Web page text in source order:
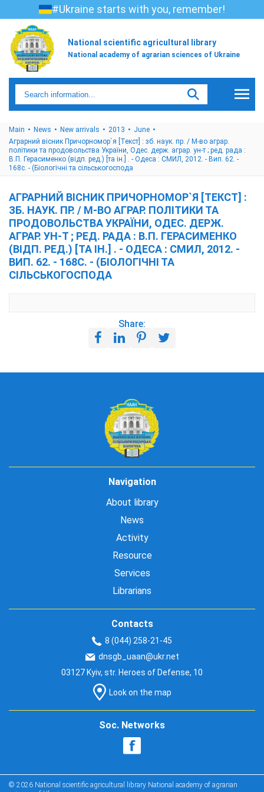
#Ukraine starts with you, remember!
National scientific agricultural library
National academy of agrarian sciences of Ukraine
Main News New arrivals 2013
June
Аграрний вісник Причорномор`я [Текст] : зб. наук. пр. / М-во аграр.
політики та продовольства України, Одес. держ. аграр. ун-т ; ред. рада :
В.П. Герасименко (відп. ред.) [та ін.] . - Одеса : СМИЛ, 2012. - Вип. 62. -
168с. - (Біологічні та сільськогоспода
АГРАРНИЙ ВІСНИК ПРИЧОРНОМОР`Я [ТЕКСТ] :
ЗБ. НАУК. ПР. / М-ВО АГРАР. ПОЛІТИКИ ТА
ПРОДОВОЛЬСТВА УКРАЇНИ, ОДЕС. ДЕРЖ.
АГРАР. УН-Т ; РЕД. РАДА : В.П. ГЕРАСИМЕНКО
(ВІДП. РЕД.) [ТА ІН.] . - ОДЕСА : СМИЛ, 2012. -
ВИП. 62. - 168С. - (БІОЛОГІЧНІ ТА
СІЛЬСЬКОГОСПОДА
Share:
Navigation
About library
News
Activity
Resource
Services
Librarians
Contacts
8 (044) 258-21-45
dnsgb_uaan@ukr.net
03127 Kyiv, str. Heroes of Defense, 10
Look on the map
Soc. Networks
© 2026 National scientific agricultural library National academy of agrarian